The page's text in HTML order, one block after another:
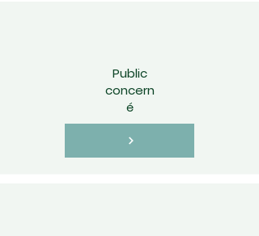
Public
concern
é